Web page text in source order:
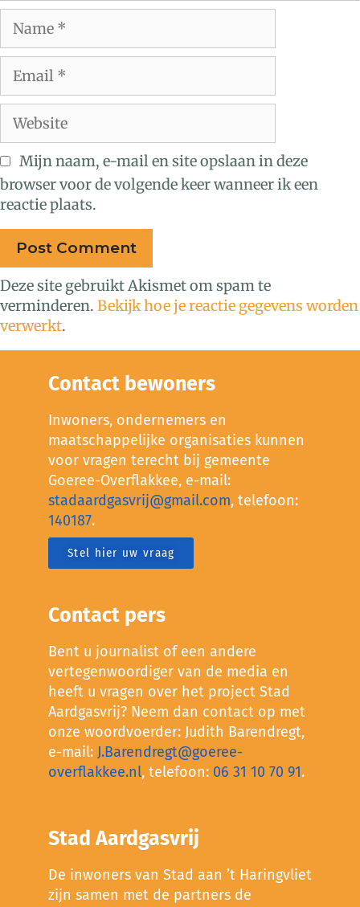
Mijn naam, e-mail en site opslaan in deze
browser voor de volgende keer wanneer ik een
reactie plaats.
Deze site gebruikt Akismet om spam te
verminderen. Bekijk hoe je reactie gegevens worden
verwerkt.
Contact bewoners
Inwoners, ondernemers en
maatschappelijke organisaties kunnen
voor vragen terecht bij gemeente
Goeree-Overflakkee, e-mail:
stadaardgasvrij@gmail.com, telefoon:
140187.
Stel hier uw vraag
Contact pers
Bent u journalist of een andere
vertegenwoordiger van de media en
heeft u vragen over het project Stad
Aardgasvrij? Neem dan contact op met
onze woordvoerder: Judith Barendregt,
e-mail: J.Barendregt@goeree-
overflakkee.nl, telefoon: 06 31 10 70 91.
Stad Aardgasvrij
De inwoners van Stad aan ’t Haringvliet
zijn samen met de partners de